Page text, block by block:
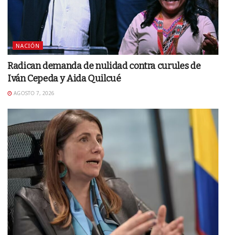
NACIÓN
Radican demanda de nulidad contra curules de
Iván Cepeda y Aida Quilcué
AGOSTO 7, 2026